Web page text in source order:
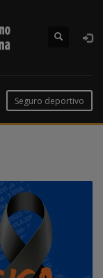
Seguro deportivo